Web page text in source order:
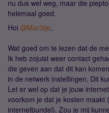
nu dus wel weg, maar die
helemaal goed.
Hoi @Mar3tje,
Wat goed om te lezen dat de
Ik heb zojuist weer contact
die geven aan dat dit kan
in de netwerk instellingen. Dit
Let er wel op dat je jouw
voorkom je dat je kosten maakt
internetbundel). Zou je mij